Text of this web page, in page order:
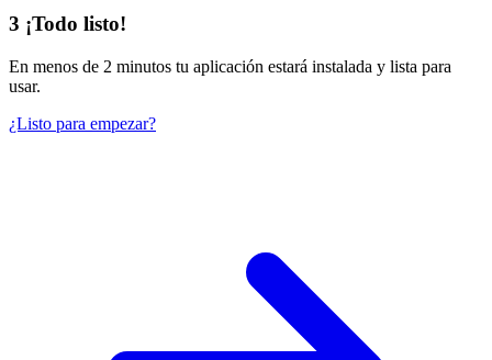
3 ¡Todo listo!
En menos de 2 minutos tu aplicación estará instalada y lista para
usar.
¿Listo para empezar?